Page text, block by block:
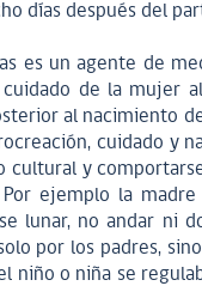
días después del
es un agente de
de la mujer
al nacimiento
cuidado y
cultural y
Por ejemplo la
lunar, no andar ni
por los padres,
niño o niña se